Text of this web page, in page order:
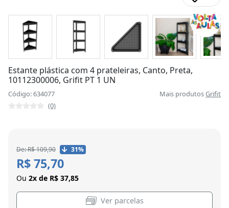
Estante plástica com 4 prateleiras, Canto, Preta,
10112300006, Grifit PT 1 UN
Código: 634077 Mais produtosGrifit
(0)
De: R$ 109,90 31%
R$ 75,70
Ou 2x de R$ 37,85
Ver parcelas